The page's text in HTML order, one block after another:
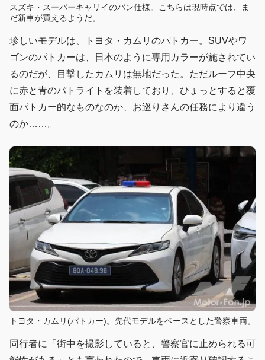
スズキ・スーパーキャリイのバン仕様。こちらは現時点では、ま
だ新車が買えるようだ。
珍しいモデルは、トヨタ・カムリのパトカー。SUVやワ
ゴンのパトカーは、日本のように専用カラーが施されてい
るのだが、目撃したカムリは無地だった。ただルーフ中央
に赤と青のパトライトを装着しており、ひょっとすると覆
面パトカー的なものなのか、お巡りさんの任務により違う
のか……。
トヨタ・カムリ(パトカー)。先代モデルをベースとした警察車両。
同行者に「街中を撮影していると、警察官に止められる可